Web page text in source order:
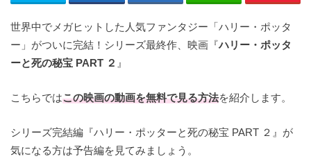
世界中でメガヒットした人気ファンタジー「ハリー・ポッタ
ー」がついに完結！シリーズ最終作、映画『ハリー・ポッタ
ーと死の秘宝 PART ２ 』
こちらではこの映画の動画を無料で見る方法を紹介します。
シリーズ完結編『ハリー・ポッターと死の秘宝 PART ２』が
気になる方は予告編を見てみましょう。